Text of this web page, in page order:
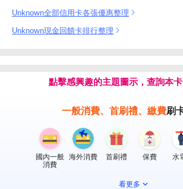
Unknown全部信用卡各張優惠整理
Unknown現金回饋卡排行整理
點擊感興趣的主題圖示，查詢本
一般消費、首刷禮、繳費刷
國內一般
消費
海外消費 首刷禮 保費 水
看更多